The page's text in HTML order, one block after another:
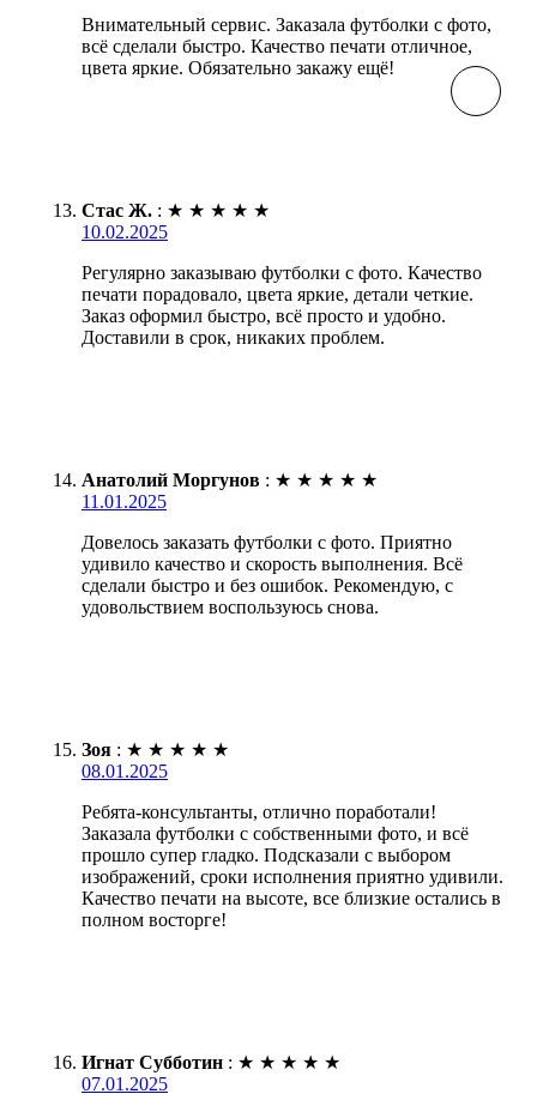
Внимательный сервис. Заказала футболки с фото,
всё сделали быстро. Качество печати отличное,
цвета яркие. Обязательно закажу ещё!
Стас Ж. : ★ ★ ★ ★ ★
10.02.2025
Регулярно заказываю футболки с фото. Качество
печати порадовало, цвета яркие, детали четкие.
Заказ оформил быстро, всё просто и удобно.
Доставили в срок, никаких проблем.
Анатолий Моргунов : ★ ★ ★ ★ ★
11.01.2025
Довелось заказать футболки с фото. Приятно
удивило качество и скорость выполнения. Всё
сделали быстро и без ошибок. Рекомендую, с
удовольствием воспользуюсь снова.
Зоя : ★ ★ ★ ★ ★
08.01.2025
Ребята-консультанты, отлично поработали!
Заказала футболки с собственными фото, и всё
прошло супер гладко. Подсказали с выбором
изображений, сроки исполнения приятно удивили.
Качество печати на высоте, все близкие остались в
полном восторге!
Игнат Субботин : ★ ★ ★ ★ ★
07.01.2025